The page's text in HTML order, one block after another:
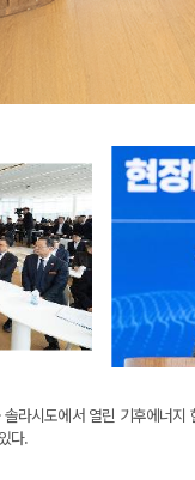
라시도에서 열린 기후에너
다.